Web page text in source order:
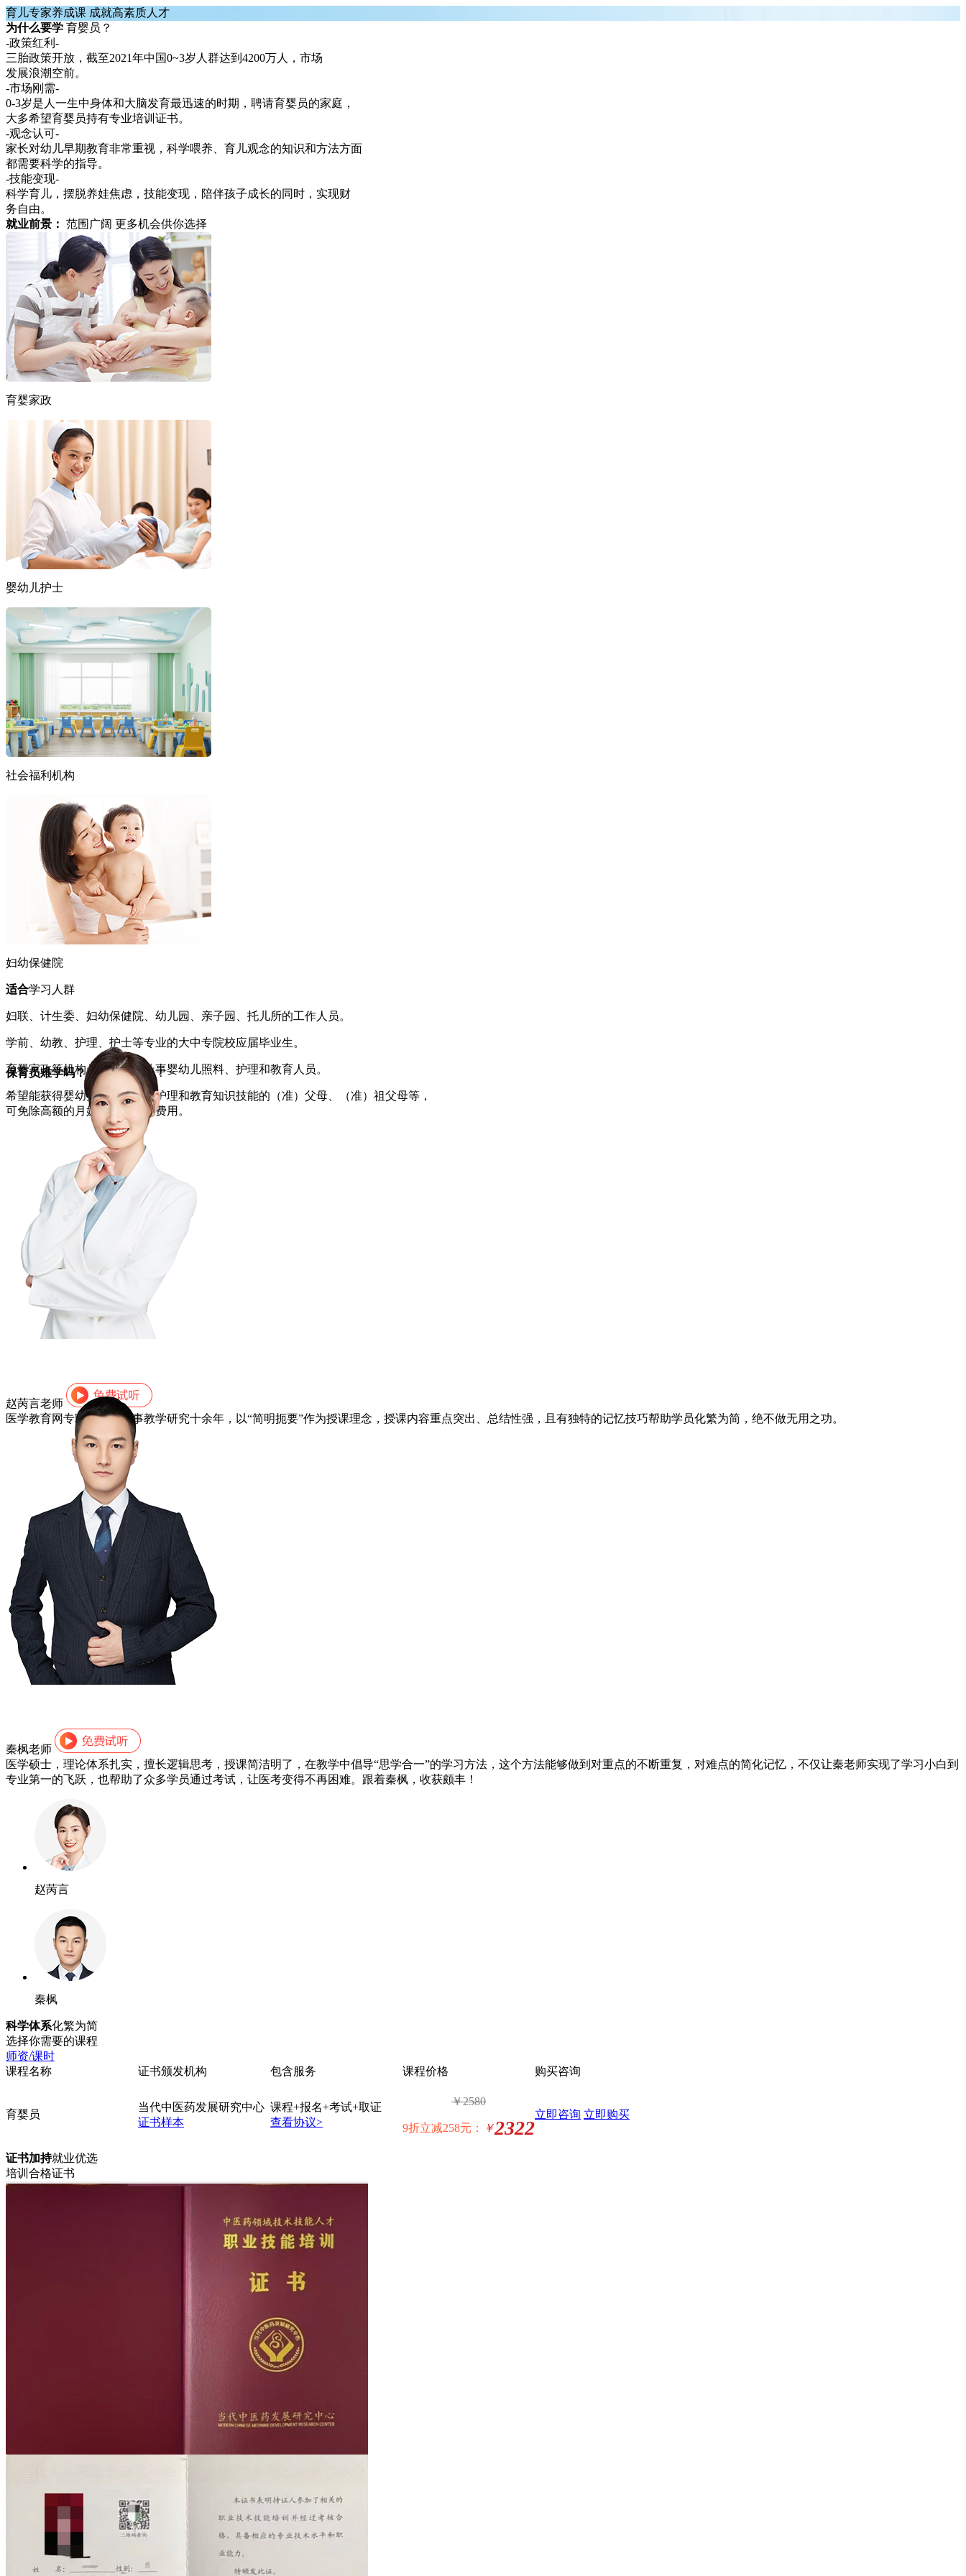
育儿专家养成课 成就高素质人才
为什么要学 育婴员？
-政策红利-
三胎政策开放，截至2021年中国0~3岁人群达到4200万人，市场
发展浪潮空前。
-市场刚需-
0-3岁是人一生中身体和大脑发育最迅速的时期，聘请育婴员的家庭，
大多希望育婴员持有专业培训证书。
-观念认可-
家长对幼儿早期教育非常重视，科学喂养、育儿观念的知识和方法方面
都需要科学的指导。
-技能变现-
科学育儿，摆脱养娃焦虑，技能变现，陪伴孩子成长的同时，实现财
务自由。
就业前景： 范围广阔 更多机会供你选择
育婴家政
婴幼儿护士
社会福利机构
妇幼保健院
适合学习人群
妇联、计生委、妇幼保健院、幼儿园、亲子园、托儿所的工作人员。
学前、幼教、护理、护士等专业的大中专院校应届毕业生。
育婴家政等机构从事或准备从事婴幼儿照料、护理和教育人员。
希望能获得婴幼儿科学照料、护理和教育知识技能的（准）父母、（准）祖父母等，
可免除高额的月嫂或育儿嫂的费用。
保育员难学吗？跟谁学很重要！
赵苪言老师
医学教育网专职讲师，从事教学研究十余年，以“简明扼要”作为授课理念，授课内容重点突出、总结性强，且有独特的记忆技巧帮助学员化繁为简，绝不做无用之功。
秦枫老师
医学硕士，理论体系扎实，擅长逻辑思考，授课简洁明了，在教学中倡导“思学合一”的学习方法，这个方法能够做到对重点的不断重复，对难点的简化记忆，不仅让秦老师实现了学习小白到
专业第一的飞跃，也帮助了众多学员通过考试，让医考变得不再困难。跟着秦枫，收获颇丰！
赵苪言
秦枫
科学体系化繁为简
选择你需要的课程
师资/课时
课程名称
证书颁发机构 包含服务 课程价格 购买咨询
育婴员
当代中医药发展研究中心
证书样本
课程+报名+考试+取证
查看协议>
￥2580
9折立减258元： ￥2322
立即咨询 立即购买
证书加持就业优选
培训合格证书